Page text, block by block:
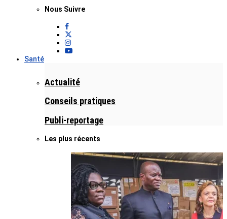
Nous Suivre
Santé
Actualité
Conseils pratiques
Publi-reportage
Les plus récents